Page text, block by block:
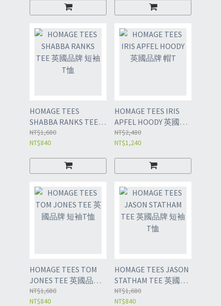
HOMAGE TEES
SHABBA RANKS TEE
英國品牌 短袖T恤
NT$1,680
NT$840
HOMAGE TEES IRIS
APFEL HOODY 英國品
牌 帽T
NT$2,480
NT$1,240
HOMAGE TEES TOM
JONES TEE 英國品牌
短袖T恤
NT$1,680
NT$840
HOMAGE TEES JASON
STATHAM TEE 英國品
牌 短袖T恤
NT$1,680
NT$840